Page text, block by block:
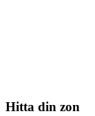
Hitta din zon